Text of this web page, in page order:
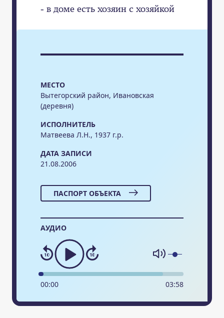
МЕСТО
Вытегорский район, Ивановская
(деревня)
ИСПОЛНИТЕЛЬ
Матвеева Л.Н., 1937 г.р.
ДАТА ЗАПИСИ
21.08.2006
ПАСПОРТ ОБЪЕКТА
АУДИО
00:00 03:58
- в доме есть хозяин с хозяйкой